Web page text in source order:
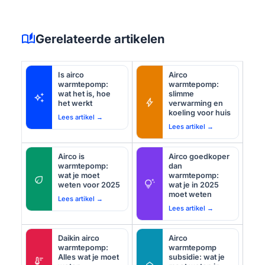
auto_storiesGerelateerde artikelen
auto_awesome
Is airco
warmtepomp:
wat het is, hoe
het werkt
Lees artikel →
bolt
Airco
warmtepomp:
slimme
verwarming en
koeling voor huis
Lees artikel →
eco
Airco is
warmtepomp:
wat je moet
weten voor 2025
Lees artikel →
tips_and_updates
Airco goedkoper
dan
warmtepomp:
wat je in 2025
moet weten
Lees artikel →
thermostat
Daikin airco
warmtepomp:
Alles wat je moet
Airco
warmtepomp
subsidie: wat je